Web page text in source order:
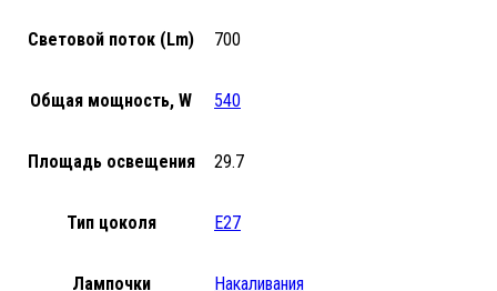
Световой поток (Lm) 700
Общая мощность, W 540
Площадь освещения 29.7
Тип цоколя Е27
Лампочки Накаливания